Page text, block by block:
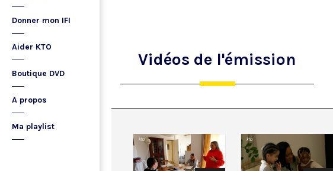
Donner mon IFI
Aider KTO
Boutique DVD
A propos
Ma playlist
Vidéos de l'émission